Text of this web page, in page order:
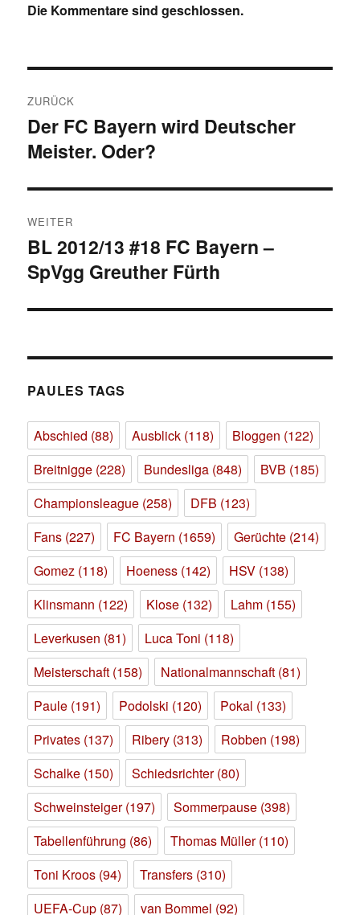
Die Kommentare sind geschlossen.
ZURÜCK
Vorheriger
Beitrag:
Der FC Bayern wird Deutscher
Meister. Oder?
WEITER
Nächster
Beitrag:
BL 2012/13 #18 FC Bayern –
SpVgg Greuther Fürth
PAULES TAGS
Abschied (88) Ausblick (118) Bloggen (122)
Breitnigge (228) Bundesliga (848) BVB (185)
Championsleague (258) DFB (123)
Fans (227) FC Bayern (1659) Gerüchte (214)
Gomez (118) Hoeness (142) HSV (138)
Klinsmann (122) Klose (132) Lahm (155)
Leverkusen (81) Luca Toni (118)
Meisterschaft (158) Nationalmannschaft (81)
Paule (191) Podolski (120) Pokal (133)
Privates (137) Ribery (313) Robben (198)
Schalke (150) Schiedsrichter(80)
Schweinsteiger(197) Sommerpause (398)
Tabellenführung (86) Thomas Müller(110)
Toni Kroos (94) Transfers (310)
UEFA-Cup (87) van Bommel (92)